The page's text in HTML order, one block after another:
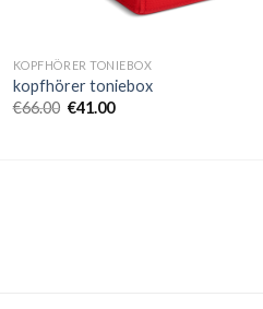
KOPFHÖRER TONIEBOX
kopfhörer toniebox
€66.00 €41.00